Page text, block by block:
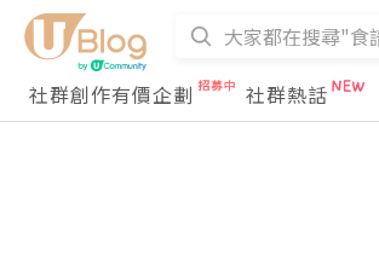
社群創作有價企劃 社群熱話